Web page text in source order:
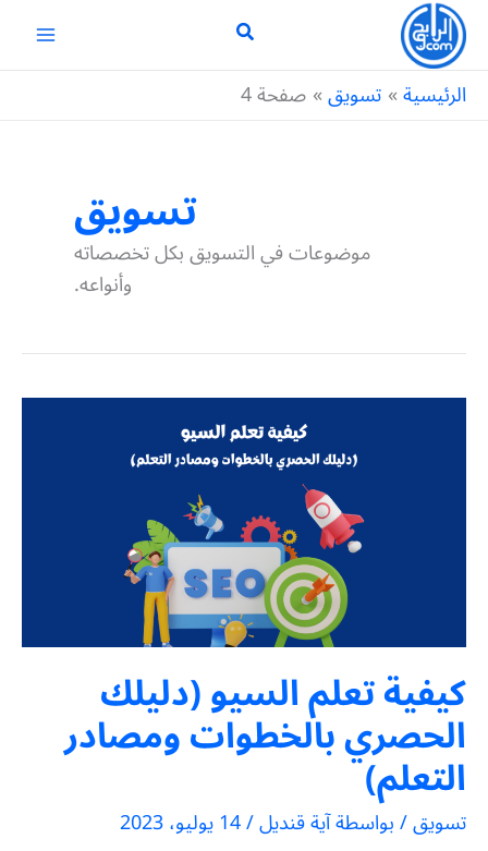
تخطي
المحتوى
الرئيسية تسويق صفحة 4
تسويق
موضوعات في التسويق بكل تخصصاته
وأنواعه.
كيفية تعلم السيو (دليلك
الحصري بالخطوات ومصادر
التعلم)
تسويق/ بواسطةآية قنديل/14 يوليو، 2023